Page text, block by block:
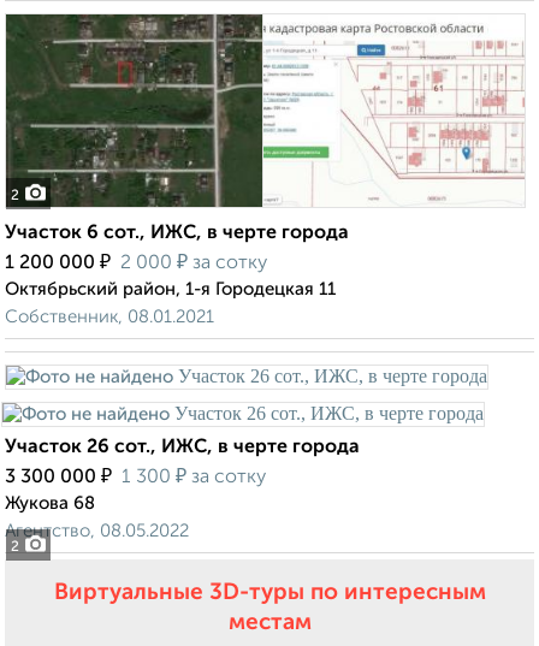
2
Участок 6 сот., ИЖС, в черте города
1 200 000 ₽ 2 000 ₽ за сотку
Октябрьский район, 1-я Городецкая 11
Собственник, 08.01.2021
2
Участок 26 сот., ИЖС, в черте города
3 300 000 ₽ 1 300 ₽ за сотку
Жукова 68
Агентство, 08.05.2022
Виртуальные 3D-туры по интересным
местам